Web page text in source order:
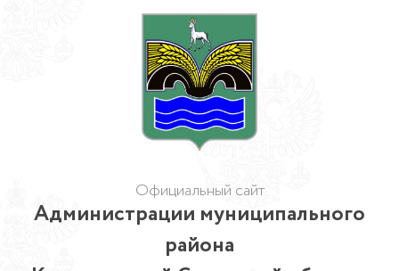
Официальный сайт
Администрации муниципального
района